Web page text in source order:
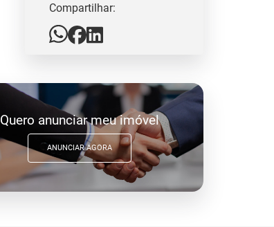
Compartilhar:
Quero anunciar meu imóvel
ANUNCIAR AGORA